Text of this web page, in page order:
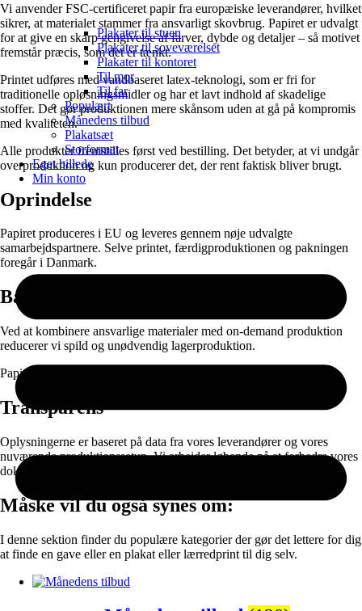
Plakater til stuen
Plakater til soveværelset
Plakater til kontoret
Til mor
Til far
Populært
Månedens tilbud
Plakatsæt
Storformat
Eget billede
Min konto
Vi anvender FSC-certificeret papir fra europæiske leverandører, hvilket
sikrer, at materialet stammer fra ansvarligt skovbrug. Papiret er udvalgt
for at give en skarp gengivelse af farver, dybde og detaljer – så motivet
fremstår præcis, som det er tænkt.
Printet udføres med vandbaseret latex-teknologi, som er fri for
traditionelle opløsningsmidler og har et lavt indhold af skadelige
stoffer. Det gør produktionen mere skånsom uden at gå på kompromis
med kvaliteten.
Alle produkter fremstilles først ved bestilling. Det betyder, at vi undgår
overproduktion og kun producerer det, der rent faktisk bliver brugt.
Oprindelse
Papiret produceres i EU og leveres gennem nøje udvalgte
samarbejdspartnere. Selve printet, færdigproduktionen og pakningen
foregår i Danmark.
Bæredygtighed
Ved at kombinere ansvarlige materialer med on-demand produktion
reducerer vi spild og unødvendig lagerproduktion.
Papir og emballage kan sorteres til genanvendelse efter brug.
Transparens
Oplysningerne er baseret på data fra vores leverandører og vores
nuværende produktionssetup. Vi arbejder løbende på at forbedre vores
dokumentation og materialevalg.
Måske vil du også synes om:
I denne sektion finder du populære kategorier der gør det lettere for dig
at finde en gave eller en plakat eller lærredprint til dig selv.